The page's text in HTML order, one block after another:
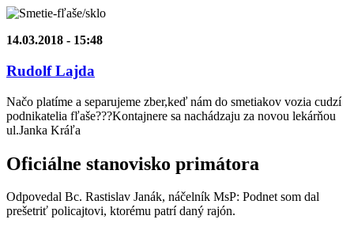
14.03.2018 - 15:48
Rudolf Lajda
Načo platíme a separujeme zber,keď nám do smetiakov vozia cudzí
podnikatelia fľaše???Kontajnere sa nachádzaju za novou lekárňou
ul.Janka Kráľa
Oficiálne stanovisko primátora
Odpovedal Bc. Rastislav Janák, náčelník MsP: Podnet som dal
prešetriť policajtovi, ktorému patrí daný rajón.